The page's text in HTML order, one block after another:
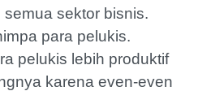
sektor bisnis.
para pelukis.
pelukis lebih produktif
karena even-even